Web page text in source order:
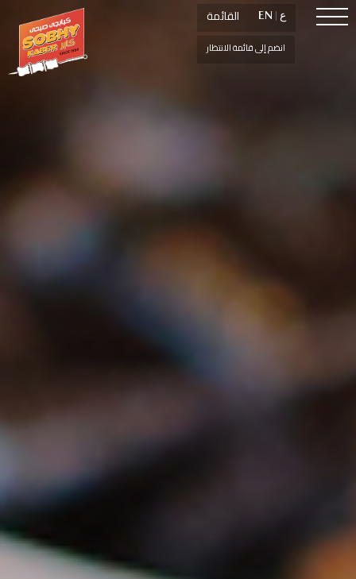
انضم إلى قائمة الانتظار
القائمة EN | ع
انضم إلى قائمة الانتظار
القائمة EN | ع